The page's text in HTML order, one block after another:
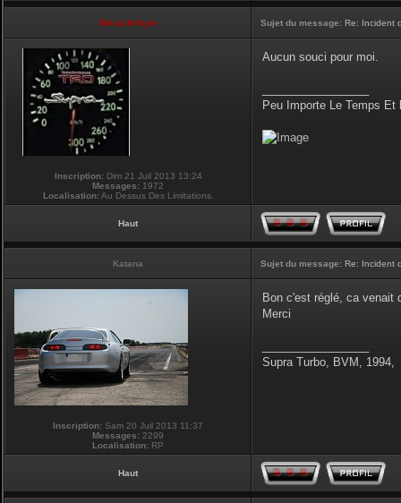
NikoLifeStyle Sujet du message: Re: Incident
Inscription:Dim 21 Juil 2013 13:24
Messages: 1972
Localisation:Au Dessus Des Limitations.
Aucun souci pour moi.
Peu Importe Le Temps Et
Haut
Katana Sujet du message: Re: Incident
Inscription: Sam 20 Juil 2013 11:37
Messages: 2299
Localisation: RP
Bon c'est réglé, ca venait
Merci
Supra Turbo, BVM, 1994,
Haut